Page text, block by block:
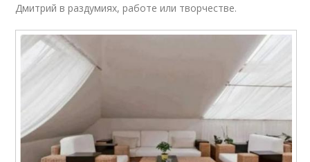
Дмитрий в раздумиях, работе или творчестве.